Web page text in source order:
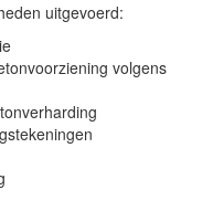
uitgevoerd:
volgens